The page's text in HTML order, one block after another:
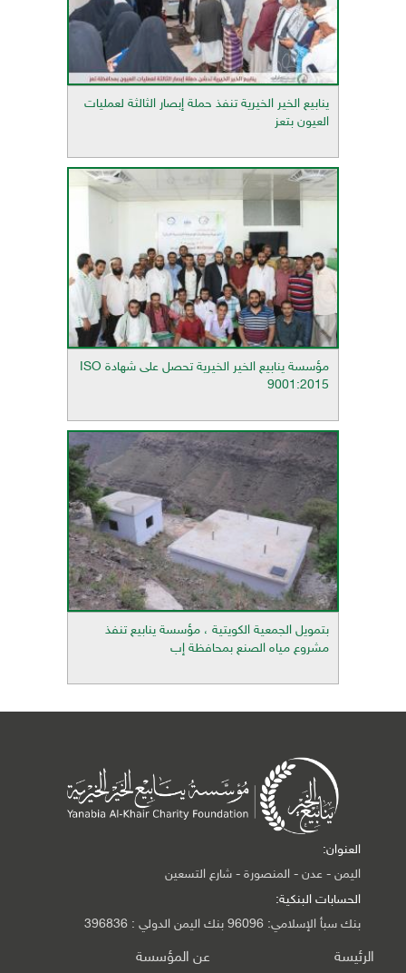
ينابيع الخير الخيرية تنفذ حملة إبصار الثالثة لعمليات
العيون بتعز
مؤسسة ينابيع الخير الخيرية تحصل على شهادة ISO
9001:2015
بتمويل الجمعية الكويتية ، مؤسسة ينابيع تنفذ
مشروع مياه الصنع بمحافظة إب
العنوان:
اليمن - عدن - المنصورة - شارع التسعين
الحسابات البنكية:
بنك سبأ الإسلامي: 96096 بنك اليمن الدولي : 396836
الرئيسة عن المؤسسة